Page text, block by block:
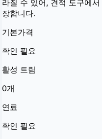
라질 수 있어, 견적 도구에
장합니다.
기본가격
확인 필요
활성 트림
0개
연료
확인 필요